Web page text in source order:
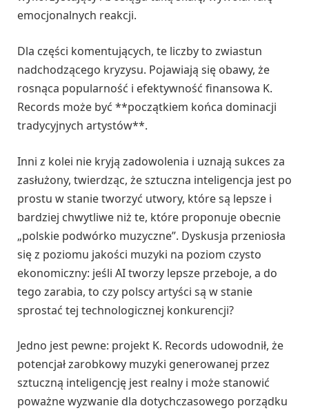
emocjonalnych reakcji.
Dla części komentujących, te liczby to zwiastun
nadchodzącego kryzysu. Pojawiają się obawy, że
rosnąca popularność i efektywność finansowa K.
Records może być **początkiem końca dominacji
tradycyjnych artystów**.
Inni z kolei nie kryją zadowolenia i uznają sukces za
zasłużony, twierdząc, że sztuczna inteligencja jest po
prostu w stanie tworzyć utwory, które są lepsze i
bardziej chwytliwe niż te, które proponuje obecnie
„polskie podwórko muzyczne”. Dyskusja przeniosła
się z poziomu jakości muzyki na poziom czysto
ekonomiczny: jeśli AI tworzy lepsze przeboje, a do
tego zarabia, to czy polscy artyści są w stanie
sprostać tej technologicznej konkurencji?
Jedno jest pewne: projekt K. Records udowodnił, że
potencjał zarobkowy muzyki generowanej przez
sztuczną inteligencję jest realny i może stanowić
poważne wyzwanie dla dotychczasowego porządku